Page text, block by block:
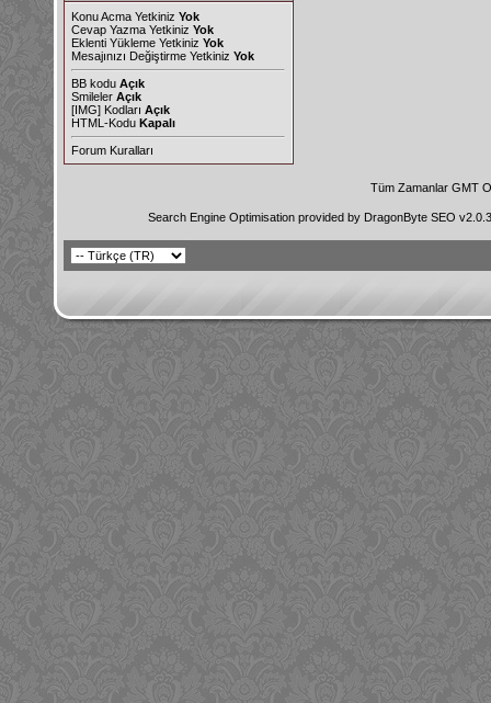
Konu Acma Yetkiniz Yok
Cevap Yazma Yetkiniz Yok
Eklenti Yükleme Yetkiniz Yok
Mesajınızı Değiştirme Yetkiniz Yok
BB kodu Açık
Smileler Açık
[IMG] Kodları Açık
HTML-Kodu Kapalı
Forum Kuralları
Tüm Zamanlar GMT
Search Engine Optimisation provided by DragonByte SEO